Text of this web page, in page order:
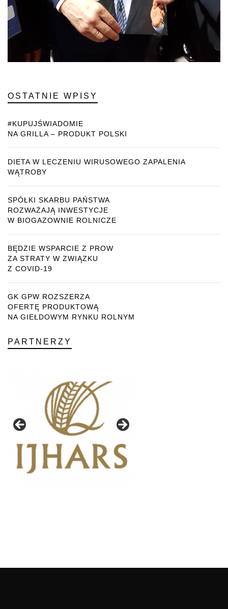
OSTATNIE WPISY
#KUPUJŚWIADOMIE
NA GRILLA – PRODUKT POLSKI
DIETA W LECZENIU WIRUSOWEGO ZAPALENIA
WĄTROBY
SPÓŁKI SKARBU PAŃSTWA
ROZWAŻAJĄ INWESTYCJE
W BIOGAZOWNIE ROLNICZE
BĘDZIE WSPARCIE Z PROW
ZA STRATY W ZWIĄZKU
Z COVID-19
GK GPW ROZSZERZA
OFERTĘ PRODUKTOWĄ
NA GIEŁDOWYM RYNKU ROLNYM
PARTNERZY